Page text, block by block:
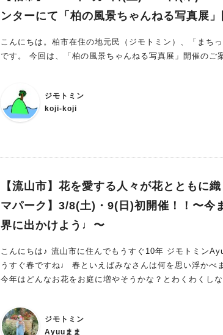
分集合） ※イベント終了後、参加希望者を対象とした交
加できます（定員30名・先着順） 開催時間は10時～12
央集会所（松戸市常盤平3）。参加無料。定員は30人。
ンターにて「柏の風景ちゃんねる写真展」
こんにちは。柏市在住の地元民（ジモトミン）、「まち
です。 今回は、「柏の風景ちゃんねる写真展」開催のご
ジモトミン
koji-koji
【流山市】花を愛する人々が花とともに
マパーク】3/8(土)・9(日)初開催！！〜今
界に出かけよう♩〜
こんにちは♪ 流山市に住んでもうすぐ10年 ジモトミン
うすぐ春ですね♩ 春といえばみなさんは何を思い浮かべ
今年はどんなお花をお庭に増やそうかな？とわくわくし
ろがときめき 「どんな世界が目の前に広がるのだろう」
い！ココでしか体験できない出逢えない魅力溢れるイベ
ジモトミン
Ayuuまま